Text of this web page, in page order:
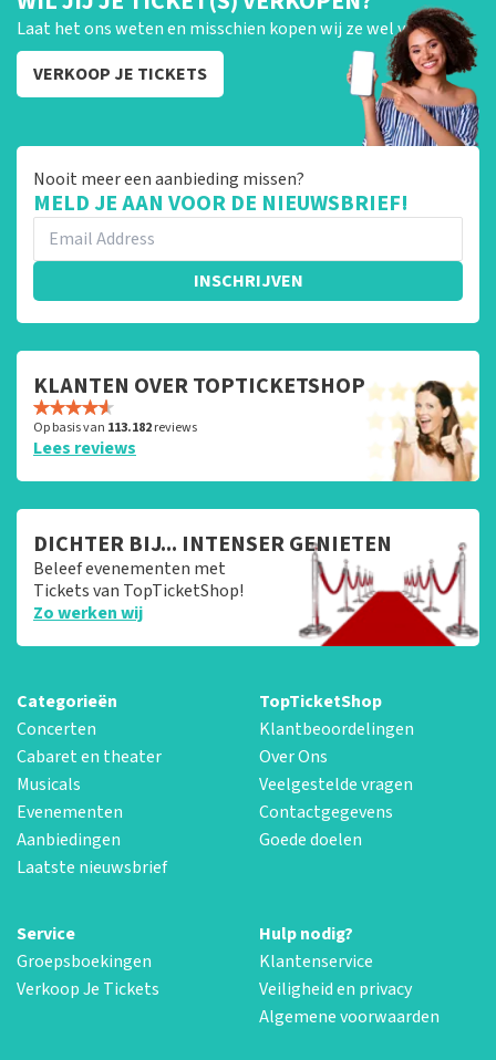
Laat het ons weten en misschien kopen wij ze wel van je!
VERKOOP JE TICKETS
Nooit meer een aanbieding missen?
MELD JE AAN VOOR DE NIEUWSBRIEF!
INSCHRIJVEN
KLANTEN OVER TOPTICKETSHOP
Op basis van 113.182reviews
Lees reviews
DICHTER BIJ... INTENSER GENIETEN
Beleef evenementen met
Tickets van TopTicketShop!
Zo werken wij
Categorieën
Concerten
Cabaret en theater
Musicals
Evenementen
Aanbiedingen
Laatste nieuwsbrief
TopTicketShop
Klantbeoordelingen
Over Ons
Veelgestelde vragen
Contactgegevens
Goede doelen
Service
Groepsboekingen
Verkoop Je Tickets
Hulp nodig?
Klantenservice
Veiligheid en privacy
Algemene voorwaarden